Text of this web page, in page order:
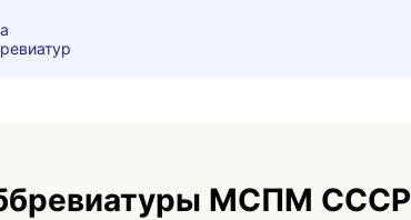
МСПМ СССР